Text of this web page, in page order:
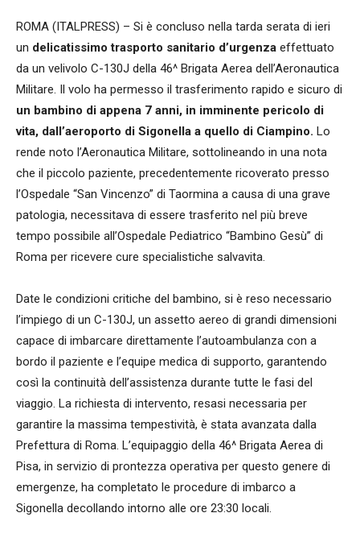
ROMA (ITALPRESS) – Si è concluso nella tarda serata di ieri
un delicatissimo trasporto sanitario d’urgenza effettuato
da un velivolo C-130J della 46^ Brigata Aerea dell’Aeronautica
Militare. Il volo ha permesso il trasferimento rapido e sicuro di
un bambino di appena 7 anni, in imminente pericolo di
vita, dall’aeroporto di Sigonella a quello di Ciampino. Lo
rende noto l’Aeronautica Militare, sottolineando in una nota
che il piccolo paziente, precedentemente ricoverato presso
l’Ospedale “San Vincenzo” di Taormina a causa di una grave
patologia, necessitava di essere trasferito nel più breve
tempo possibile all’Ospedale Pediatrico “Bambino Gesù” di
Roma per ricevere cure specialistiche salvavita.
Date le condizioni critiche del bambino, si è reso necessario
l’impiego di un C-130J, un assetto aereo di grandi dimensioni
capace di imbarcare direttamente l’autoambulanza con a
bordo il paziente e l’equipe medica di supporto, garantendo
così la continuità dell’assistenza durante tutte le fasi del
viaggio. La richiesta di intervento, resasi necessaria per
garantire la massima tempestività, è stata avanzata dalla
Prefettura di Roma. L’equipaggio della 46^ Brigata Aerea di
Pisa, in servizio di prontezza operativa per questo genere di
emergenze, ha completato le procedure di imbarco a
Sigonella decollando intorno alle ore 23:30 locali.